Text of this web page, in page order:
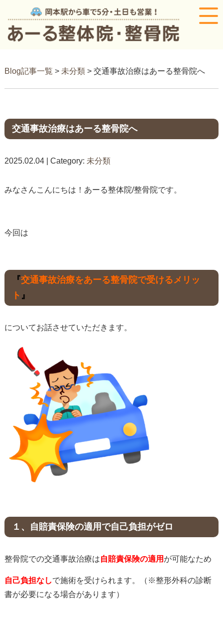
Blog記事一覧 > 未分類> 交通事故治療はあーる整骨院へ
交通事故治療はあーる整骨院へ
2025.02.04 | Category: 未分類
みなさんこんにちは！あーる整体院/整骨院です。
今回は
『交通事故治療をあーる整骨院で受けるメリッ
ト 』
についてお話させていただきます。
１、自賠責保険の適用で自己負担がゼロ
整骨院での交通事故治療は自賠責保険の適用 が可能なため
自己負担なしで施術を受けられます。（※整形外科の診断
書が必要になる場合があります）